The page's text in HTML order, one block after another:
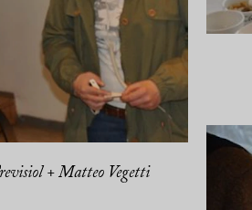
+ Matteo Vegetti